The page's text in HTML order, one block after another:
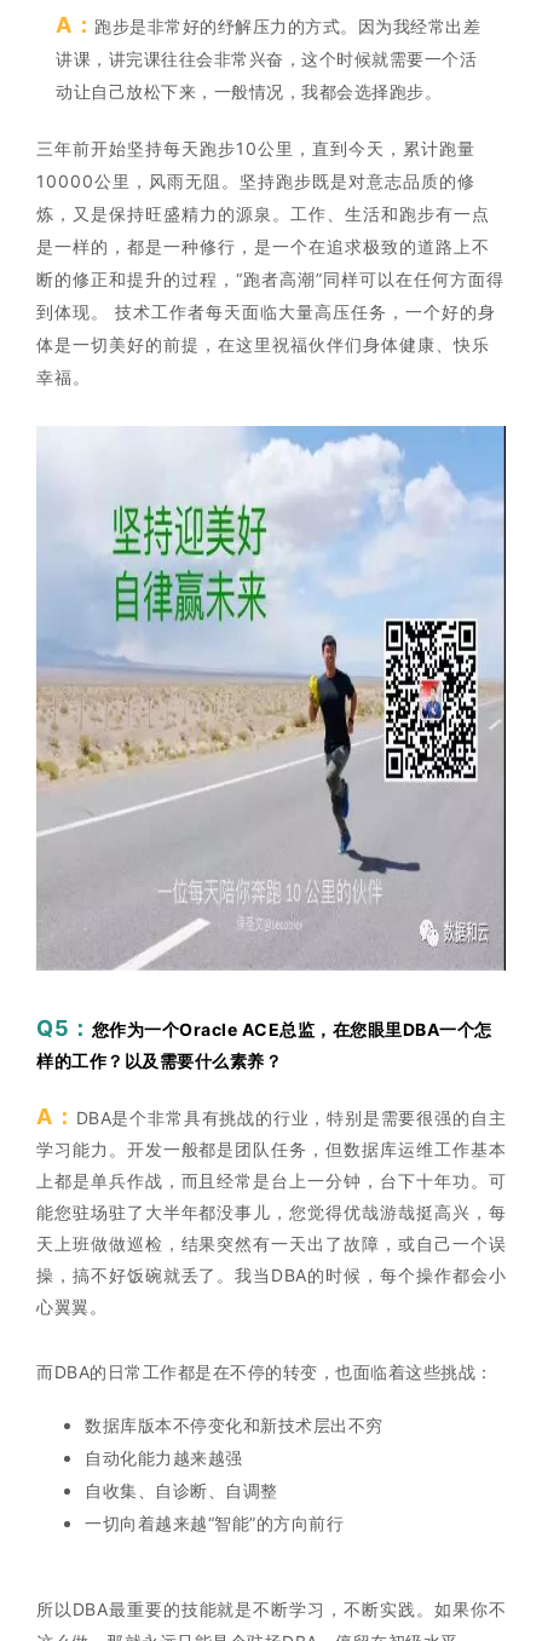
A： 跑步是非常好的纾解压力的方式。因为我经常出差
讲课，讲完课往往会非常兴奋，这个时候就需要一个活
动让自己放松下来，一般情况，我都会选择跑步。
三年前开始坚持每天跑步10公里，直到今天，累计跑量
10000公里，风雨无阻。坚持跑步既是对意志品质的修
炼，又是保持旺盛精力的源泉。工作、生活和跑步有一点
是一样的，都是一种修行，是一个在追求极致的道路上不
断的修正和提升的过程，“跑者高潮”同样可以在任何方面得
到体现。 技术工作者每天面临大量高压任务，一个好的身
体是一切美好的前提，在这里祝福伙伴们身体健康、快乐
幸福。
Q5： 您作为一个Oracle ACE总监，在您眼里DBA一个怎
样的工作？以及需要什么素养？
A： DBA是个非常具有挑战的行业，特别是需要很强的自主
学习能力。开发一般都是团队任务，但数据库运维工作基本
上都是单兵作战，而且经常是台上一分钟，台下十年功。可
能您驻场驻了大半年都没事儿，您觉得优哉游哉挺高兴，每
天上班做做巡检，结果突然有一天出了故障，或自己一个误
操，搞不好饭碗就丢了。我当DBA的时候，每个操作都会小
心翼翼。
而DBA的日常工作都是在不停的转变，也面临着这些挑战：
数据库版本不停变化和新技术层出不穷
自动化能力越来越强
自收集、自诊断、自调整
一切向着越来越“智能”的方向前行
所以DBA最重要的技能就是不断学习，不断实践。如果你不